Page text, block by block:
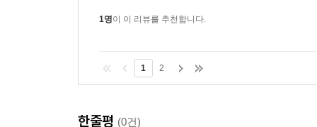
1명이 이 리뷰를 추천합니다.
1 2
한줄평 (0건)